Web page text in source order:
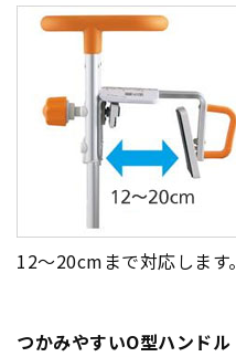
12～20cmまで対応します。
つかみやすいO型ハンドル